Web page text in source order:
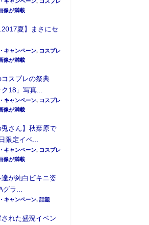
像が満載
2017夏】まさにセ
キャンペーン, コスプレ
像が満載
スプレの祭典
18」写真...
キャンペーン, コスプレ
像が満載
兎さん】秋葉原で
限定イベ...
キャンペーン, コスプレ
像が満載
が純白ビキニ姿
ラ...
キャンペーン, 話題
れた盛況イベン